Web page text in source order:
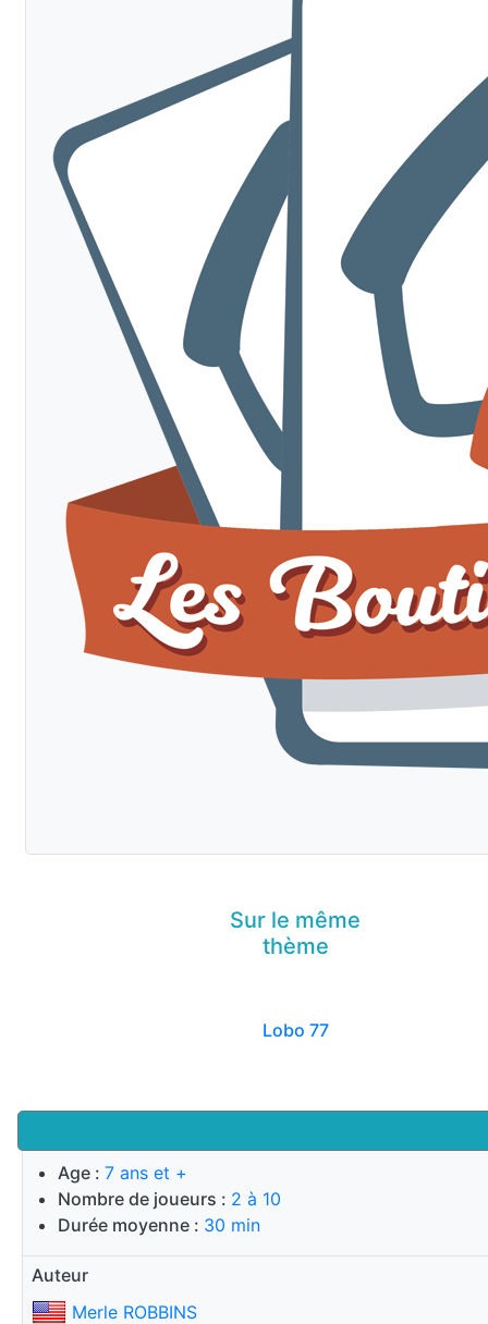
Age : 7 ans et +
Nombre de joueurs : 2 à 10
Durée moyenne : 30 min
Auteur
Merle ROBBINS
Sur le même
thème
Lobo 77